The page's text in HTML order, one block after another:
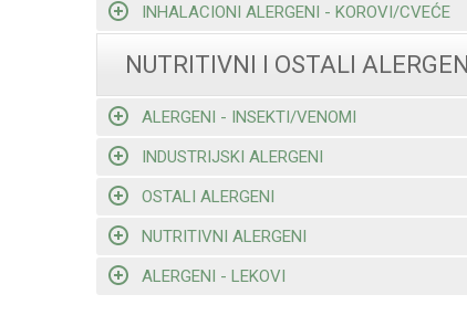
INHALACIONI ALERGENI - KOROVI/CVEĆE
NUTRITIVNI I OSTALI ALERGENI
ALERGENI - INSEKTI/VENOMI
INDUSTRIJSKI ALERGENI
OSTALI ALERGENI
NUTRITIVNI ALERGENI
ALERGENI - LEKOVI